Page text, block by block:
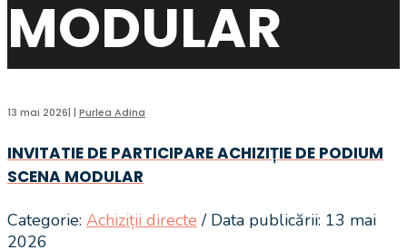
MODULAR
13 mai 2026| | Purlea Adina
INVITATIE DE PARTICIPARE ACHIZIȚIE DE PODIUM
SCENA MODULAR
Categorie: Achiziții directe / Data publicării: 13 mai
2026